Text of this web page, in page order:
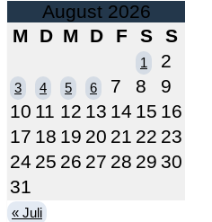
August 2026
M
D M D F S S
1 2
3 4 5 6 7 8
9
10 11 12 13 14 15 16
17 18 19 20 21 22 23
24 25 26 27 28 29 30
31
« Juli